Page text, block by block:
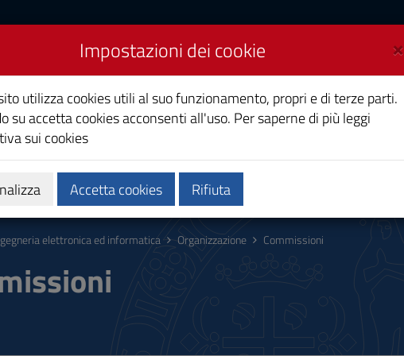
ed informatica
Ricerca Terza Missione
elettronica ed informatica Organizzazione Commissioni
×
Impostazioni dei cookie
utilizza cookies utili al suo funzionamento, propri e di terze parti.
su accetta cookies acconsenti all'uso. Per saperne di più leggi
sui cookies
Accetta cookies Rifiuta